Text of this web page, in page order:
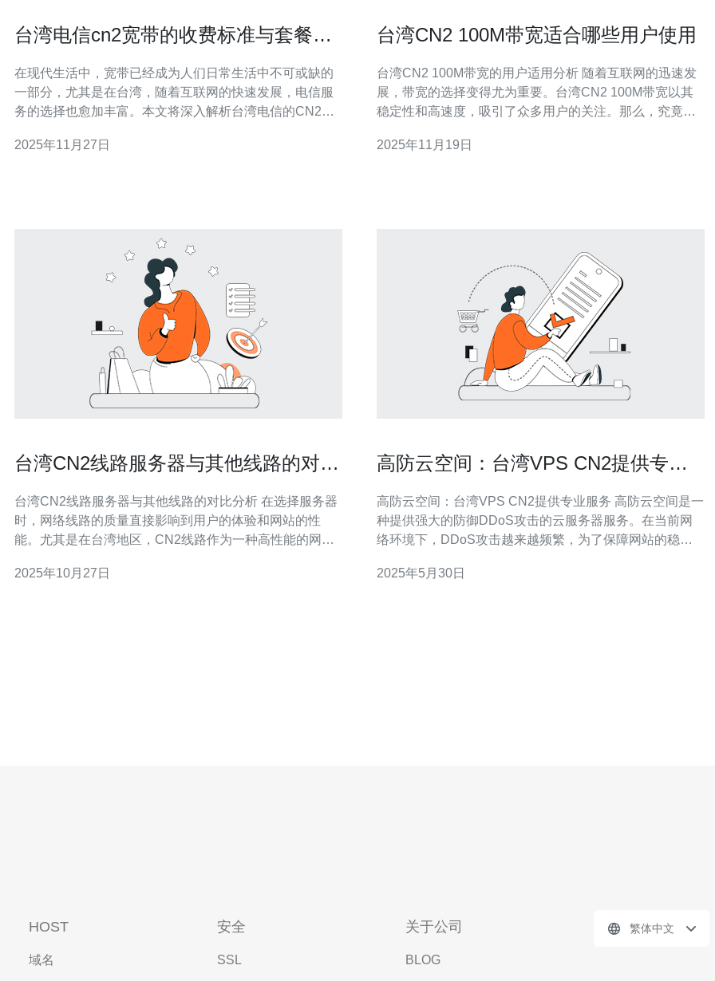
台湾电信cn2宽带的收费标准与套餐解
在现代生活中，宽带已经成为人们日常生活中不可或缺的
一部分，尤其是在台湾，随着互联网的快速发展，电信服
务的选择也愈加丰富。本文将深入解析台湾电信的CN2宽
台湾电信CN2宽带的收费标准是什么？ 台湾电信的CN2宽
2025年11月27日
台湾CN2 100M带宽适合哪些用户使用
台湾CN2 100M带宽的用户适用分析 随着互联网的迅速发
展，带宽的选择变得尤为重要。台湾CN2 100M带宽以其
稳定性和高速度，吸引了众多用户的关注。那么，究竟哪
大精华： 1. 企业用户：许多中小企业在日常运营中，需要
2025年11月19日
台湾CN2线路服务器与其他线路的对比
台湾CN2线路服务器与其他线路的对比分析 在选择服务器
时，网络线路的质量直接影响到用户的体验和网站的性
能。尤其是在台湾地区，CN2线路作为一种高性能的网络
文将深入探讨台湾CN2线路服务器与其他线路的对比，帮
2025年10月27日
高防云空间：台湾VPS CN2提供专业
高防云空间：台湾VPS CN2提供专业服务 高防云空间是一
种提供强大的防御DDoS攻击的云服务器服务。在当前网
络环境下，DDoS攻击越来越频繁，为了保障网站的稳定
提供专业服务，拥有稳定的网络环境和高速的网络连接，
2025年5月30日
HOST
域名
安全
SSL
关于公司
BLOG
繁体中文